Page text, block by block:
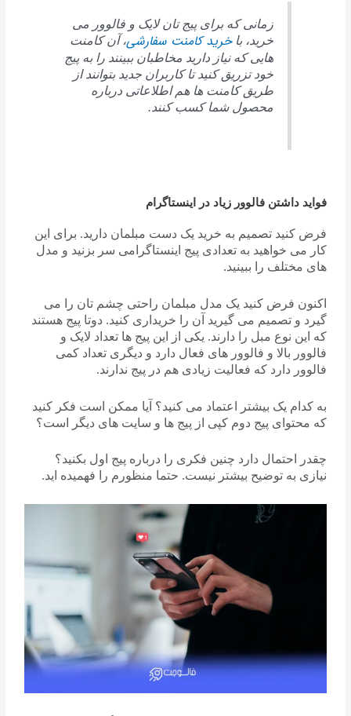
زمانی که برای پیج تان لایک و فالوور می
خرید، باخرید کامنت سفارشی، آن کامنت
هایی که نیاز دارید مخاطبان ببینند را به پیج
خود تزریق کنید تا کاربران جدید بتوانند از
طریق کامنت ها هم اطلاعاتی درباره
محصول شما کسب کنند.
فواید داشتن فالوور زیاد در اینستاگرام
فرض کنید تصمیم به خرید یک دست مبلمان دارید. برای این
کار می خواهید به تعدادی پیج اینستاگرامی سر بزنید و مدل
های مختلف را ببینید.
اکنون فرض کنید یک مدل مبلمان راحتی چشم تان را می
گیرد و تصمیم می گیرید آن را خریداری کنید. دوتا پیج هستند
که این نوع مبل را دارند. یکی از این پیج ها تعداد لایک و
فالوور بالا و فالوور های فعال دارد و دیگری تعداد کمی
فالوور دارد که فعالیت زیادی هم در پیج ندارند.
به کدام یک بیشتر اعتماد می کنید؟ آیا ممکن است فکر کنید
که محتوای پیج دوم کپی از پیج ها و سایت های دیگر است؟
چقدر احتمال دارد چنین فکری را درباره پیج اول بکنید؟
نیازی به توضیح بیشتر نیست. حتما منظورم را فهمیده اید.